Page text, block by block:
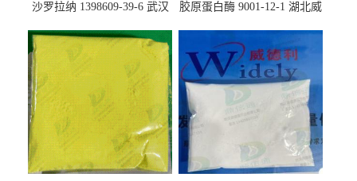
沙罗拉纳 1398609-39-6 武汉
胶原蛋白酶 9001-12-1 湖北威